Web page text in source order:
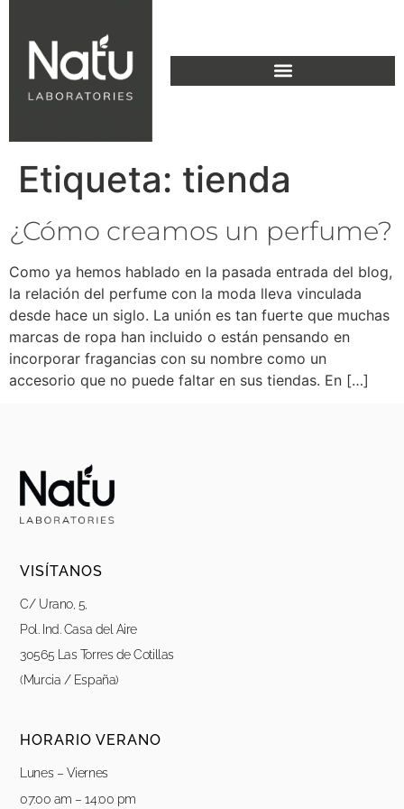
Etiqueta: tienda
¿Cómo creamos un perfume?
Como ya hemos hablado en la pasada entrada del blog,
la relación del perfume con la moda lleva vinculada
desde hace un siglo. La unión es tan fuerte que muchas
marcas de ropa han incluido o están pensando en
incorporar fragancias con su nombre como un
accesorio que no puede faltar en sus tiendas. En […]
VISÍTANOS
C/ Urano, 5,
Pol. Ind. Casa del Aire
30565 Las Torres de Cotillas
(Murcia / España)
HORARIO VERANO
Lunes – Viernes
07:00 am – 14:00 pm